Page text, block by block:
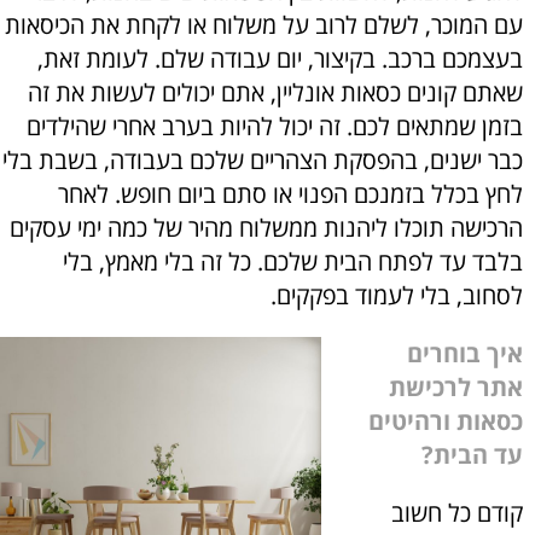
עם המוכר, לשלם לרוב על משלוח או לקחת את הכיסאות
בעצמכם ברכב. בקיצור, יום עבודה שלם. לעומת זאת,
שאתם קונים כסאות אונליין, אתם יכולים לעשות את זה
בזמן שמתאים לכם. זה יכול להיות בערב אחרי שהילדים
כבר ישנים, בהפסקת הצהריים שלכם בעבודה, בשבת בלי
לחץ בכלל בזמנכם הפנוי או סתם ביום חופש. לאחר
הרכישה תוכלו ליהנות ממשלוח מהיר של כמה ימי עסקים
בלבד עד לפתח הבית שלכם. כל זה בלי מאמץ, בלי
לסחוב, בלי לעמוד בפקקים.
איך בוחרים
אתר לרכישת
כסאות ורהיטים
עד הבית?
קודם כל חשוב